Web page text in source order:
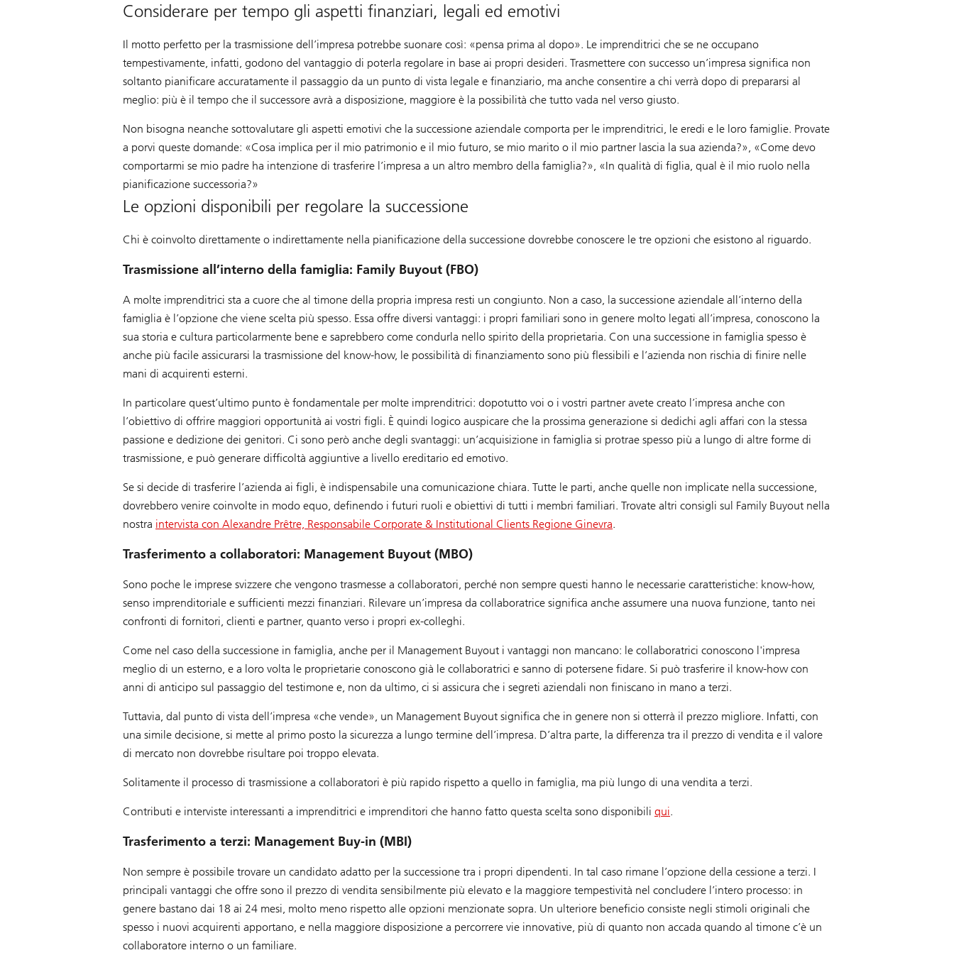
Considerare per tempo gli aspetti finanziari, legali ed emotivi
Il motto perfetto per la trasmissione dell’impresa potrebbe suonare così: «pensa prima al dopo». Le imprenditrici che se ne occupano
tempestivamente, infatti, godono del vantaggio di poterla regolare in base ai propri desideri. Trasmettere con successo un’impresa significa non
soltanto pianificare accuratamente il passaggio da un punto di vista legale e finanziario, ma anche consentire a chi verrà dopo di prepararsi al
meglio: più è il tempo che il successore avrà a disposizione, maggiore è la possibilità che tutto vada nel verso giusto.
Non bisogna neanche sottovalutare gli aspetti emotivi che la successione aziendale comporta per le imprenditrici, le eredi e le loro famiglie. Provate
a porvi queste domande: «Cosa implica per il mio patrimonio e il mio futuro, se mio marito o il mio partner lascia la sua azienda?», «Come devo
comportarmi se mio padre ha intenzione di trasferire l’impresa a un altro membro della famiglia?», «In qualità di figlia, qual è il mio ruolo nella
pianificazione successoria?»
Le opzioni disponibili per regolare la successione
Chi è coinvolto direttamente o indirettamente nella pianificazione della successione dovrebbe conoscere le tre opzioni che esistono al riguardo.
Trasmissione all’interno della famiglia: Family Buyout (FBO)
A molte imprenditrici sta a cuore che al timone della propria impresa resti un congiunto. Non a caso, la successione aziendale all’interno della
famiglia è l’opzione che viene scelta più spesso. Essa offre diversi vantaggi: i propri familiari sono in genere molto legati all’impresa, conoscono la
sua storia e cultura particolarmente bene e saprebbero come condurla nello spirito della proprietaria. Con una successione in famiglia spesso è
anche più facile assicurarsi la trasmissione del know-how, le possibilità di finanziamento sono più flessibili e l’azienda non rischia di finire nelle
mani di acquirenti esterni.
In particolare quest’ultimo punto è fondamentale per molte imprenditrici: dopotutto voi o i vostri partner avete creato l’impresa anche con
l’obiettivo di offrire maggiori opportunità ai vostri figli. È quindi logico auspicare che la prossima generazione si dedichi agli affari con la stessa
passione e dedizione dei genitori. Ci sono però anche degli svantaggi: un’acquisizione in famiglia si protrae spesso più a lungo di altre forme di
trasmissione, e può generare difficoltà aggiuntive a livello ereditario ed emotivo.
Se si decide di trasferire l’azienda ai figli, è indispensabile una comunicazione chiara. Tutte le parti, anche quelle non implicate nella successione,
dovrebbero venire coinvolte in modo equo, definendo i futuri ruoli e obiettivi di tutti i membri familiari. Trovate altri consigli sul Family Buyout nella
nostra intervista con Alexandre Prêtre, Responsabile Corporate & Institutional Clients Regione Ginevra.
Trasferimento a collaboratori: Management Buyout (MBO)
Sono poche le imprese svizzere che vengono trasmesse a collaboratori, perché non sempre questi hanno le necessarie caratteristiche: know-how,
senso imprenditoriale e sufficienti mezzi finanziari. Rilevare un’impresa da collaboratrice significa anche assumere una nuova funzione, tanto nei
confronti di fornitori, clienti e partner, quanto verso i propri ex-colleghi.
Come nel caso della successione in famiglia, anche per il Management Buyout i vantaggi non mancano: le collaboratrici conoscono l'impresa
meglio di un esterno, e a loro volta le proprietarie conoscono già le collaboratrici e sanno di potersene fidare. Si può trasferire il know-how con
anni di anticipo sul passaggio del testimone e, non da ultimo, ci si assicura che i segreti aziendali non finiscano in mano a terzi.
Tuttavia, dal punto di vista dell’impresa «che vende», un Management Buyout significa che in genere non si otterrà il prezzo migliore. Infatti, con
una simile decisione, si mette al primo posto la sicurezza a lungo termine dell’impresa. D’altra parte, la differenza tra il prezzo di vendita e il valore
di mercato non dovrebbe risultare poi troppo elevata.
Solitamente il processo di trasmissione a collaboratori è più rapido rispetto a quello in famiglia, ma più lungo di una vendita a terzi.
Contributi e interviste interessanti a imprenditrici e imprenditori che hanno fatto questa scelta sono disponibili qui.
Trasferimento a terzi: Management Buy-in (MBI)
Non sempre è possibile trovare un candidato adatto per la successione tra i propri dipendenti. In tal caso rimane l’opzione della cessione a terzi. I
principali vantaggi che offre sono il prezzo di vendita sensibilmente più elevato e la maggiore tempestività nel concludere l’intero processo: in
genere bastano dai 18 ai 24 mesi, molto meno rispetto alle opzioni menzionate sopra. Un ulteriore beneficio consiste negli stimoli originali che
spesso i nuovi acquirenti apportano, e nella maggiore disposizione a percorrere vie innovative, più di quanto non accada quando al timone c’è un
collaboratore interno o un familiare.